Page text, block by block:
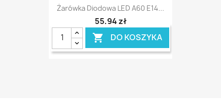
Żarówka Diodowa LED A60 E14...
55,94 zł
 DO KOSZYKA